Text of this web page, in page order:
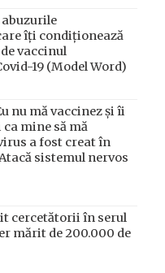
abuzurile
îți condiționează
vaccinul
19 (Model Word)
nu mă vaccinez și îi
ca mine să mă
a fost creat în
sistemul nervos
cercetătorii în serul
mărit de 200.000 de